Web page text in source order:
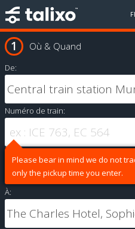
Où & Quand
De:
Numéro de train:
Please bear in mind we do not
only the pickup time you enter.
À: